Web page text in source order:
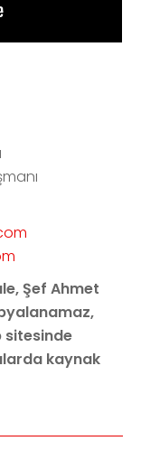
Şef Ahmet
sitesinde
kaynak